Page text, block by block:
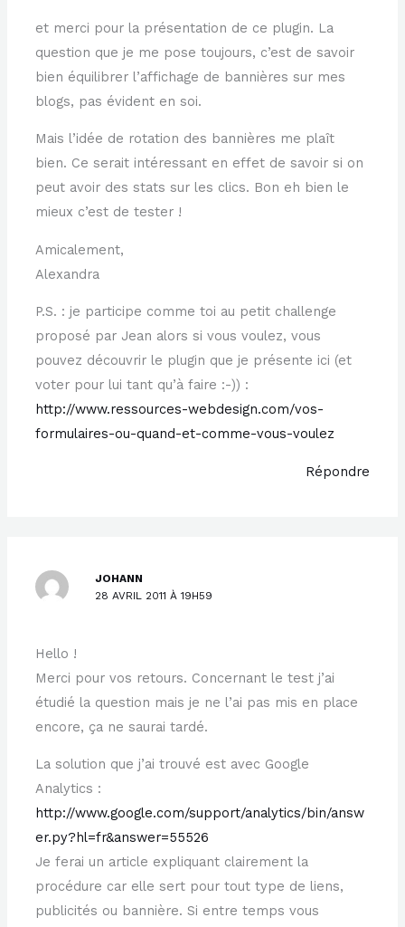
et merci pour la présentation de ce plugin. La
question que je me pose toujours, c’est de savoir
bien équilibrer l’affichage de bannières sur mes
blogs, pas évident en soi.
Mais l’idée de rotation des bannières me plaît
bien. Ce serait intéressant en effet de savoir si on
peut avoir des stats sur les clics. Bon eh bien le
mieux c’est de tester !
Amicalement,
Alexandra
P.S. : je participe comme toi au petit challenge
proposé par Jean alors si vous voulez, vous
pouvez découvrir le plugin que je présente ici (et
voter pour lui tant qu’à faire :-)) :
http://www.ressources-webdesign.com/vos-
formulaires-ou-quand-et-comme-vous-voulez
Répondre
JOHANN
28 AVRIL 2011 À 19H59
Hello !
Merci pour vos retours. Concernant le test j’ai
étudié la question mais je ne l’ai pas mis en place
encore, ça ne saurai tardé.
La solution que j’ai trouvé est avec Google
Analytics :
http://www.google.com/support/analytics/bin/answ
er.py?hl=fr&answer=55526
Je ferai un article expliquant clairement la
procédure car elle sert pour tout type de liens,
publicités ou bannière. Si entre temps vous